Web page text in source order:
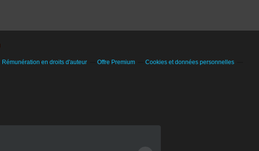
Rémunération en droits d'auteur Offre Premium
Cookies et données personnelles